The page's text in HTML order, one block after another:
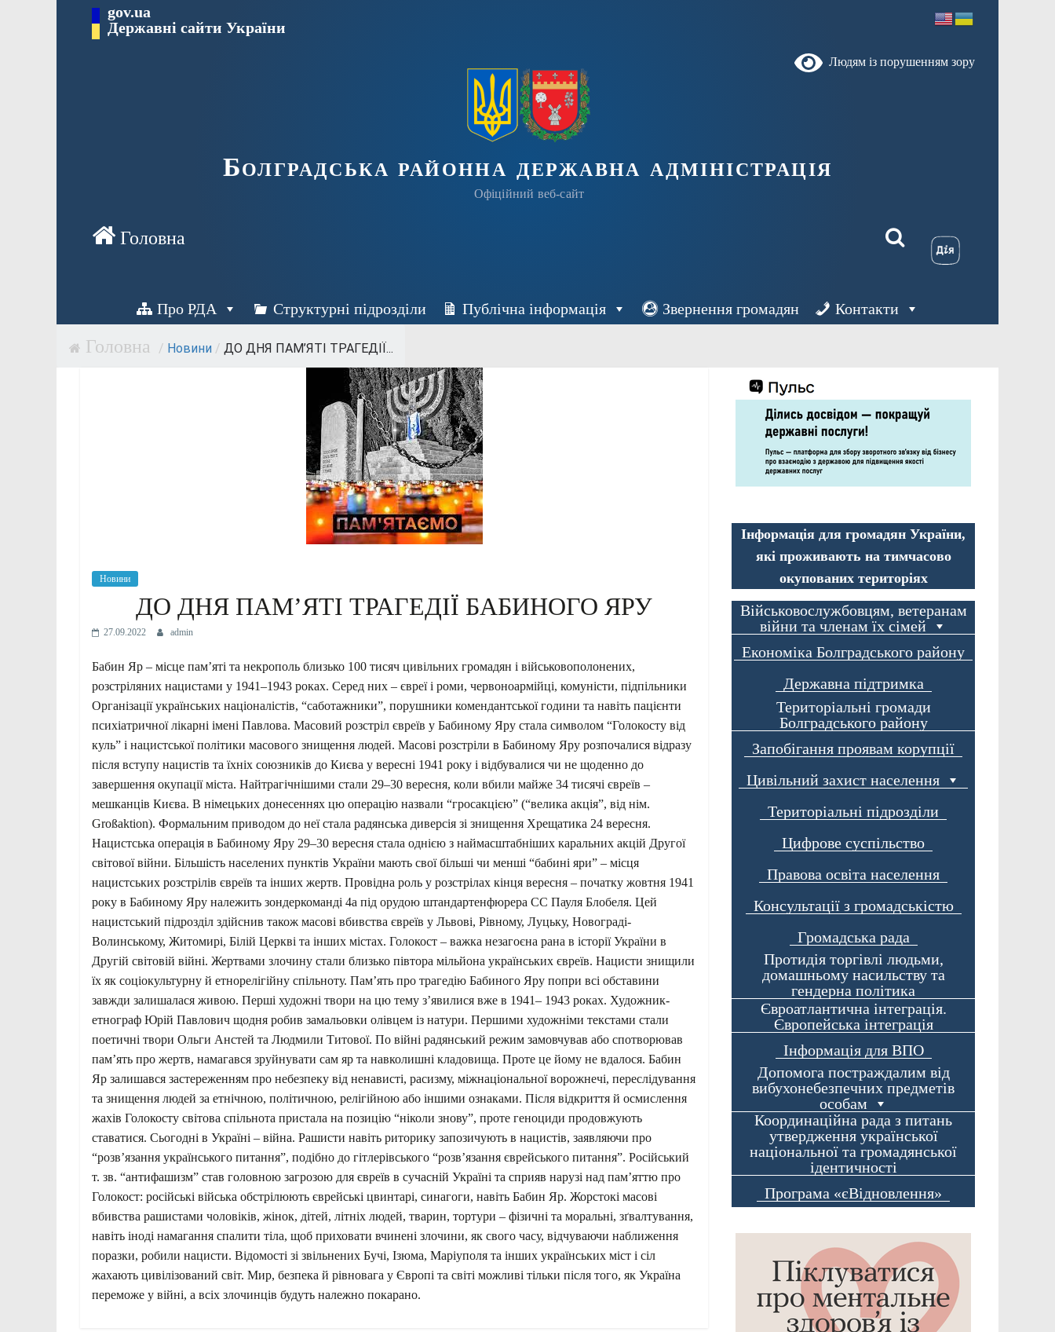
Перейти gov.ua
Державні сайти України
Людям із порушенням зору
Болградська районна державна адміністрація
Офіційний веб-сайт
Про РДА Структурні підрозділи Публічна інформація Звернення громадян Контакти
/ Новини / ДО ДНЯ ПАМ’ЯТІ ТРАГЕДІЇ...
Новини
ДО ДНЯ ПАМ’ЯТІ ТРАГЕДІЇ БАБИНОГО ЯРУ
27.09.2022 admin
Бабин Яр – місце пам’яті та некрополь близько 100 тисяч цивільних громадян і військовополонених,
розстріляних нацистами у 1941–1943 роках. Серед них – євреї і роми, червоноармійці, комуністи, підпільники
Організації українських націоналістів, “саботажники”, порушники комендантської години та навіть пацієнти
психіатричної лікарні імені Павлова. Масовий розстріл євреїв у Бабиному Яру стала символом “Голокосту від
куль” і нацистської політики масового знищення людей. Масові розстріли в Бабиному Яру розпочалися відразу
після вступу нацистів та їхніх союзників до Києва у вересні 1941 року і відбувалися чи не щоденно до
завершення окупації міста. Найтрагічнішими стали 29–30 вересня, коли вбили майже 34 тисячі євреїв –
мешканців Києва. В німецьких донесеннях цю операцію назвали “гросакцією” (“велика акція”, від нім.
Großaktion). Формальним приводом до неї стала радянська диверсія зі знищення Хрещатика 24 вересня.
Нацистська операція в Бабиному Яру 29–30 вересня стала однією з наймасштабніших каральних акцій Другої
світової війни. Більшість населених пунктів України мають свої більші чи менші “бабині яри” – місця
нацистських розстрілів євреїв та інших жертв. Провідна роль у розстрілах кінця вересня – початку жовтня 1941
року в Бабиному Яру належить зондеркоманді 4а під орудою штандартенфюрера СС Пауля Блобеля. Цей
нацистський підрозділ здійснив також масові вбивства євреїв у Львові, Рівному, Луцьку, Новограді-
Волинському, Житомирі, Білій Церкві та інших містах. Голокост – важка незагоєна рана в історії України в
Другій світовій війні. Жертвами злочину стали близько півтора мільйона українських євреїв. Нацисти знищили
їх як соціокультурну й етнорелігійну спільноту. Пам’ять про трагедію Бабиного Яру попри всі обставини
завжди залишалася живою. Перші художні твори на цю тему з’явилися вже в 1941– 1943 роках. Художник-
етнограф Юрій Павлович щодня робив замальовки олівцем із натури. Першими художніми текстами стали
поетичні твори Ольги Анстей та Людмили Титової. По війні радянський режим замовчував або спотворював
пам’ять про жертв, намагався зруйнувати сам яр та навколишні кладовища. Проте це йому не вдалося. Бабин
Яр залишався застереженням про небезпеку від ненависті, расизму, міжнаціональної ворожнечі, переслідування
та знищення людей за етнічною, політичною, релігійною або іншими ознаками. Після відкриття й осмислення
жахів Голокосту світова спільнота пристала на позицію “ніколи знову”, проте геноциди продовжують
ставатися. Сьогодні в Україні – війна. Рашисти навіть риторику запозичують в нацистів, заявляючи про
“розв’язання українського питання”, подібно до гітлерівського “розв’язання єврейського питання”. Російський
т. зв. “антифашизм” став головною загрозою для євреїв в сучасній Україні та сприяв нарузі над пам’яттю про
Голокост: російські війська обстрілюють єврейські цвинтарі, синагоги, навіть Бабин Яр. Жорстокі масові
вбивства рашистами чоловіків, жінок, дітей, літніх людей, тварин, тортури – фізичні та моральні, зґвалтування,
навіть іноді намагання спалити тіла, щоб приховати вчинені злочини, як свого часу, відчуваючи наближення
поразки, робили нацисти. Відомості зі звільнених Бучі, Ізюма, Маріуполя та інших українських міст і сіл
жахають цивілізований світ. Мир, безпека й рівновага у Європі та світі можливі тільки після того, як Україна
переможе у війні, а всіх злочинців будуть належно покарано.
Інформація для громадян України,
які проживають на тимчасово
окупованих територіях
Військовослужбовцям, ветеранам
війни та членам їх сімей
Економіка Болградського району
Державна підтримка
Територіальні громади
Болградського району
Запобігання проявам корупції
Цивільний захист населення
Територіальні підрозділи
Цифрове суспільство
Правова освіта населення
Консультації з громадськістю
Громадська рада
Протидія торгівлі людьми,
домашньому насильству та
гендерна політика
Євроатлантична інтеграція.
Європейська інтеграція
Інформація для ВПО
Допомога постраждалим від
вибухонебезпечних предметів
особам
Координаційна рада з питань
утвердження української
національної та громадянської
ідентичності
Програма «єВідновлення»